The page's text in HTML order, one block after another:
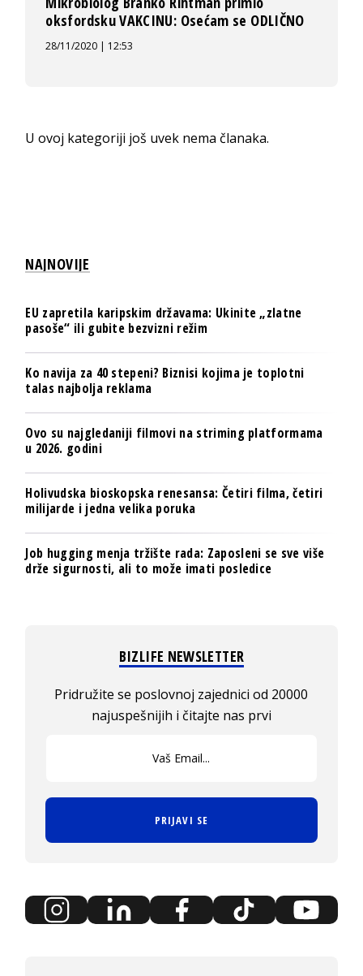
oksfordsku VAKCINU: Osećam se ODLIČNO
28/11/2020 | 12:53
U ovoj kategoriji još uvek nema članaka.
NAJNOVIJE
EU zapretila karipskim državama: Ukinite „zlatne
pasoše“ ili gubite bezvizni režim
Ko navija za 40 stepeni? Biznisi kojima je toplotni
talas najbolja reklama
Ovo su najgledaniji filmovi na striming platformama
u 2026. godini
Holivudska bioskopska renesansa: Četiri filma, četiri
milijarde i jedna velika poruka
Job hugging menja tržište rada: Zaposleni se sve više
drže sigurnosti, ali to može imati posledice
BIZLIFE NEWSLETTER
Pridružite se poslovnoj zajednici od 20000
najuspešnijih i čitajte nas prvi
PRIJAVI SE